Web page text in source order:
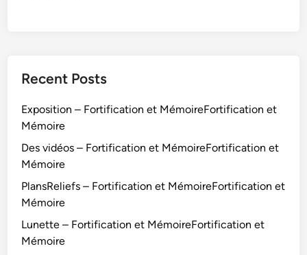
Recent Posts
Exposition – Fortification et MémoireFortification et
Mémoire
Des vidéos – Fortification et MémoireFortification et
Mémoire
PlansReliefs – Fortification et MémoireFortification et
Mémoire
Lunette – Fortification et MémoireFortification et
Mémoire